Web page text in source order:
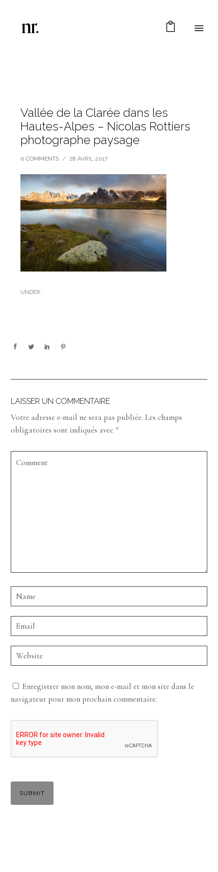
Vallée de la Clarée dans les
Hautes-Alpes – Nicolas Rottiers
photographe paysage
0 COMMENTS / 28 AVRIL 2017
UNDER :
LAISSER UN COMMENTAIRE
Votre adresse e-mail ne sera pas publiée. Les champs
obligatoires sont indiqués avec *
Enregistrer mon nom, mon e-mail et mon site dans le
navigateur pour mon prochain commentaire.